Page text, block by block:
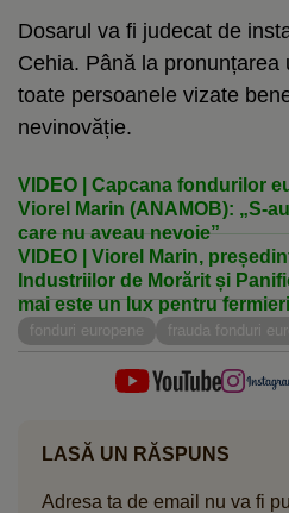
Dosarul va fi judecat de
Cehia. Până la pronunțarea
toate persoanele vizate
nevinovăție.
VIDEO | Capcana fondurilor
Viorel Marin (ANAMOB): „S-
care nu aveau nevoie”
VIDEO | Viorel Marin,
Industriilor de Morărit și
mai este un lux pentru
tehnologia agricultura
fonduri europene frauda fonduri
LASĂ UN RĂSPUNS
Adresa ta de email nu va fi